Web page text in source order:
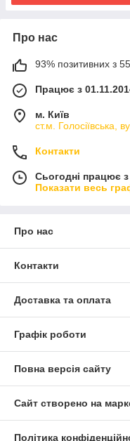
Про нас
93% позитивних з 55
Працює з
м. Київ
ст.м. Голосіївська,
Контакти
Сьогодні працює
Показати весь
Про нас
Контакти
Доставка та оплата
Графік роботи
Повна версія сайту
Сайт створено на
Політика